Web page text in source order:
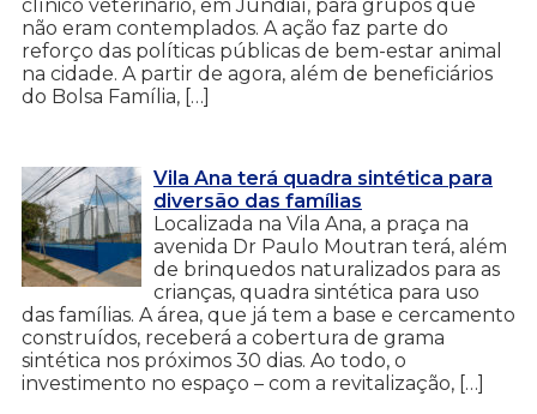
clínico veterinário, em Jundiaí, para grupos que
não eram contemplados. A ação faz parte do
reforço das políticas públicas de bem-estar animal
na cidade. A partir de agora, além de beneficiários
do Bolsa Família, […]
Vila Ana terá quadra sintética para
diversão das famílias
Localizada na Vila Ana, a praça na
avenida Dr Paulo Moutran terá, além
de brinquedos naturalizados para as
crianças, quadra sintética para uso
das famílias. A área, que já tem a base e cercamento
construídos, receberá a cobertura de grama
sintética nos próximos 30 dias. Ao todo, o
investimento no espaço – com a revitalização, […]